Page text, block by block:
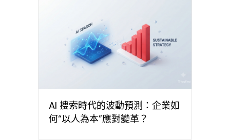
AI 搜索時代的波動預測：企業如
何“以人為本”應對變革？